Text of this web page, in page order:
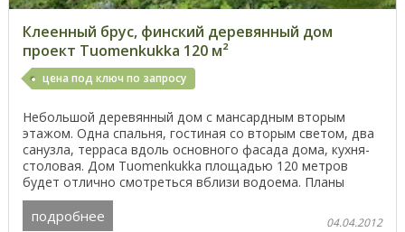
Клеенный брус, финский деревянный дом
проект Tuomenkukka 120 м²
цена под ключ по запросу
Небольшой деревянный дом с мансардным вторым
этажом. Одна спальня, гостиная со вторым светом, два
санузла, терраса вдоль основного фасада дома, кухня-
столовая. Дом Tuomenkukka площадью 120 метров
будет отлично смотреться вблизи водоема. Планы
этажей ...
подробнее 04.04.2012